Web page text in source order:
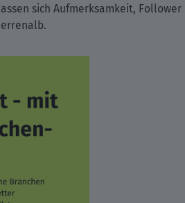
sich Aufmerksamkeit, Follower